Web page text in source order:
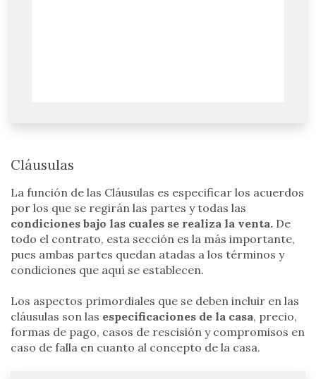
Cláusulas
La función de las Cláusulas es especificar los acuerdos
por los que se regirán las partes y todas las
condiciones bajo las cuales se realiza la venta. De
todo el contrato, esta sección es la más importante,
pues ambas partes quedan atadas a los términos y
condiciones que aquí se establecen.
Los aspectos primordiales que se deben incluir en las
cláusulas son las especificaciones de la casa, precio,
formas de pago, casos de rescisión y compromisos en
caso de falla en cuanto al concepto de la casa.